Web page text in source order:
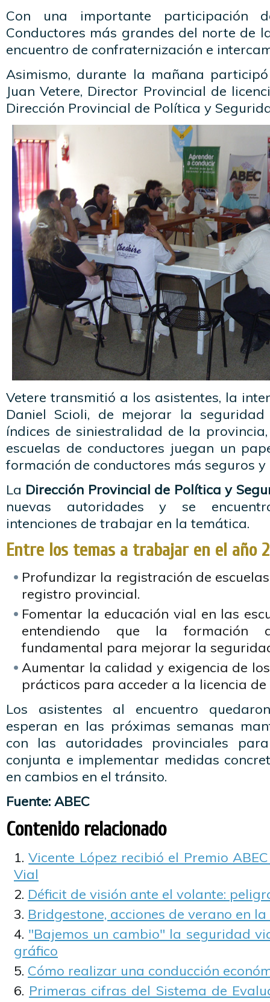
Con una importante participación
Conductores más grandes del norte de
encuentro de confraternización e
Asimismo, durante la mañana
Juan Vetere, Director Provincial de
Dirección Provincial de Política y
Vetere transmitió a los asistentes, la
Daniel Scioli, de mejorar la
índices de siniestralidad de la
escuelas de conductores juegan un
formación de conductores más seguros y
La Dirección Provincial de Política y
nuevas autoridades y se
intenciones de trabajar en la temática.
Entre los temas a trabajar en el año
Profundizar la registración de
registro provincial.
Fomentar la educación vial en las
entendiendo que la formación
fundamental para mejorar la
Aumentar la calidad y exigencia de
prácticos para acceder a la licencia de
Los asistentes al encuentro
esperan en las próximas semanas
con las autoridades provinciales
conjunta e implementar medidas
en cambios en el tránsito.
Fuente: ABEC
Contenido relacionado
Vicente López recibió el Premio
Vial
Déficit de visión ante el volante:
Bridgestone, acciones de verano en
"Bajemos un cambio" la seguridad
gráfico
Cómo realizar una conducción
Primeras cifras del Sistema de